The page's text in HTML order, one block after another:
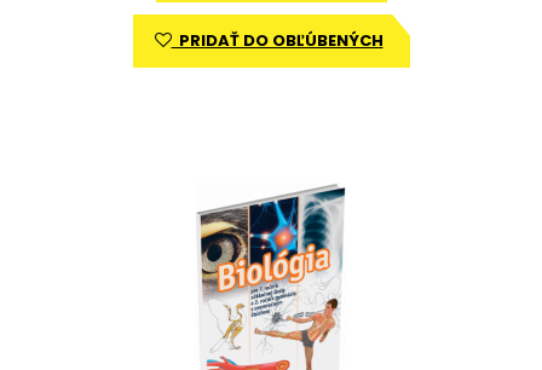
PRIDAŤ DO OBĽÚBENÝCH